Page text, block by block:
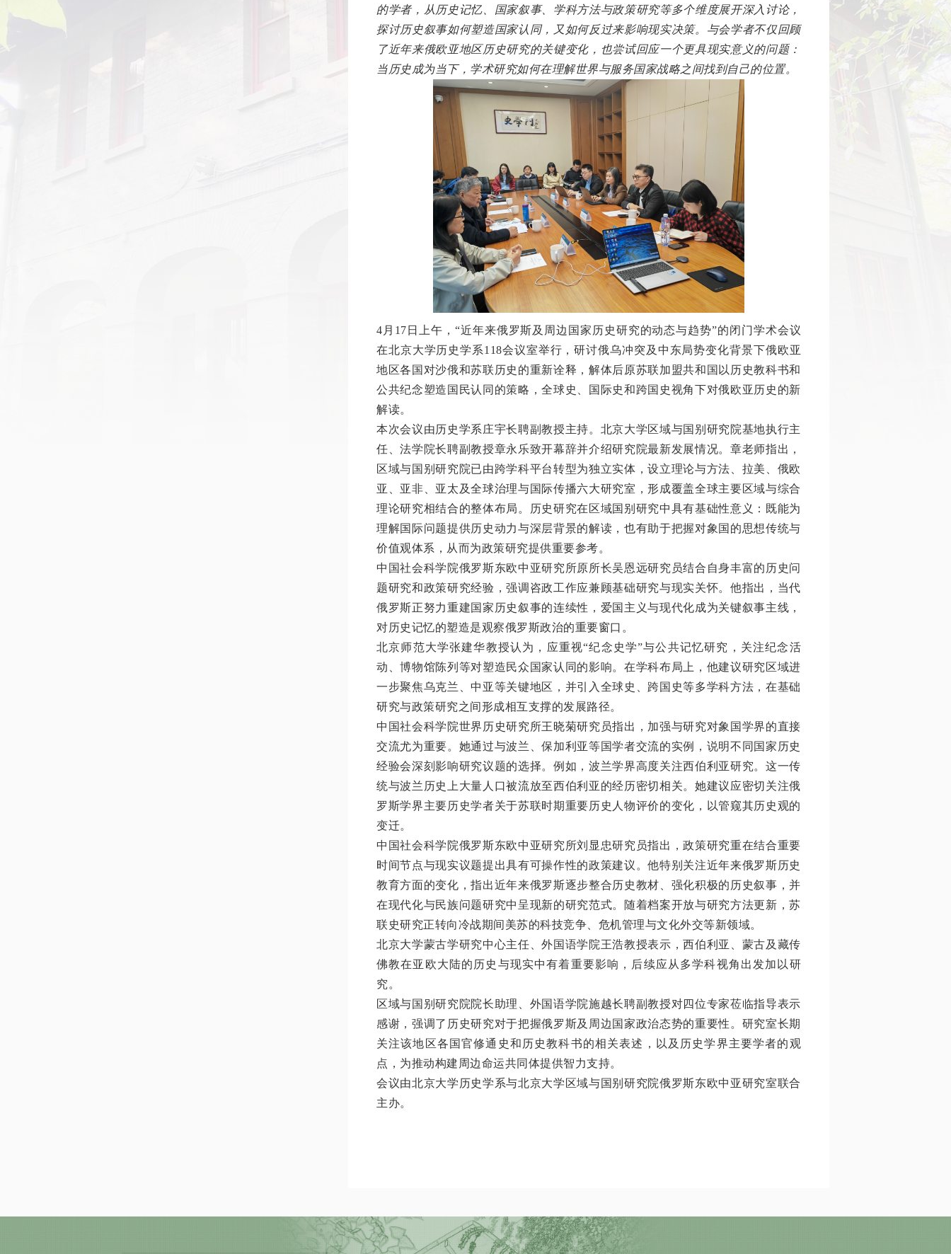
的学者，从历史记忆、国家叙事、学科方法与政策研究等多个维度展开深入讨论，
探讨历史叙事如何塑造国家认同，又如何反过来影响现实决策。与会学者不仅回顾
了近年来俄欧亚地区历史研究的关键变化，也尝试回应一个更具现实意义的问题：
当历史成为当下，学术研究如何在理解世界与服务国家战略之间找到自己的位置。
4月17日上午，“近年来俄罗斯及周边国家历史研究的动态与趋势”的闭门学术会议
在北京大学历史学系118会议室举行，研讨俄乌冲突及中东局势变化背景下俄欧亚
地区各国对沙俄和苏联历史的重新诠释，解体后原苏联加盟共和国以历史教科书和
公共纪念塑造国民认同的策略，全球史、国际史和跨国史视角下对俄欧亚历史的新
解读。
本次会议由历史学系庄宇长聘副教授主持。北京大学区域与国别研究院基地执行主
任、法学院长聘副教授章永乐致开幕辞并介绍研究院最新发展情况。章老师指出，
区域与国别研究院已由跨学科平台转型为独立实体，设立理论与方法、拉美、俄欧
亚、亚非、亚太及全球治理与国际传播六大研究室，形成覆盖全球主要区域与综合
理论研究相结合的整体布局。历史研究在区域国别研究中具有基础性意义：既能为
理解国际问题提供历史动力与深层背景的解读，也有助于把握对象国的思想传统与
价值观体系，从而为政策研究提供重要参考。
中国社会科学院俄罗斯东欧中亚研究所原所长吴恩远研究员结合自身丰富的历史问
题研究和政策研究经验，强调咨政工作应兼顾基础研究与现实关怀。他指出，当代
俄罗斯正努力重建国家历史叙事的连续性，爱国主义与现代化成为关键叙事主线，
对历史记忆的塑造是观察俄罗斯政治的重要窗口。
北京师范大学张建华教授认为，应重视“纪念史学”与公共记忆研究，关注纪念活
动、博物馆陈列等对塑造民众国家认同的影响。在学科布局上，他建议研究区域进
一步聚焦乌克兰、中亚等关键地区，并引入全球史、跨国史等多学科方法，在基础
研究与政策研究之间形成相互支撑的发展路径。
中国社会科学院世界历史研究所王晓菊研究员指出，加强与研究对象国学界的直接
交流尤为重要。她通过与波兰、保加利亚等国学者交流的实例，说明不同国家历史
经验会深刻影响研究议题的选择。例如，波兰学界高度关注西伯利亚研究。这一传
统与波兰历史上大量人口被流放至西伯利亚的经历密切相关。她建议应密切关注俄
罗斯学界主要历史学者关于苏联时期重要历史人物评价的变化，以管窥其历史观的
变迁。
中国社会科学院俄罗斯东欧中亚研究所刘显忠研究员指出，政策研究重在结合重要
时间节点与现实议题提出具有可操作性的政策建议。他特别关注近年来俄罗斯历史
教育方面的变化，指出近年来俄罗斯逐步整合历史教材、强化积极的历史叙事，并
在现代化与民族问题研究中呈现新的研究范式。随着档案开放与研究方法更新，苏
联史研究正转向冷战期间美苏的科技竞争、危机管理与文化外交等新领域。
北京大学蒙古学研究中心主任、外国语学院王浩教授表示，西伯利亚、蒙古及藏传
佛教在亚欧大陆的历史与现实中有着重要影响，后续应从多学科视角出发加以研
究。
区域与国别研究院院长助理、外国语学院施越长聘副教授对四位专家莅临指导表示
感谢，强调了历史研究对于把握俄罗斯及周边国家政治态势的重要性。研究室长期
关注该地区各国官修通史和历史教科书的相关表述，以及历史学界主要学者的观
点，为推动构建周边命运共同体提供智力支持。
会议由北京大学历史学系与北京大学区域与国别研究院俄罗斯东欧中亚研究室联合
主办。